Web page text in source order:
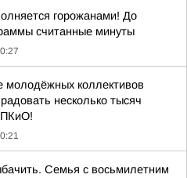
горожанами! До
считанные минуты
молодёжных коллективов
несколько тысяч
ПКиО!
Семья с восьмилетним